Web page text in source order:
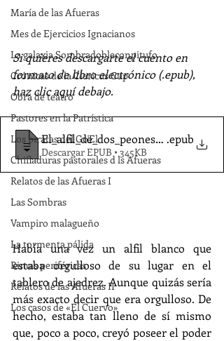
María de las Afueras
Mes de Ejercicios Ignacianos
La galaxia Sombradobleconpitufo
Crónicas de la Clericus Cup
Obra de teatro
Pastores en la Patrística
Los piratas del Go'El
Chifladuras pastorales d ls Afueras
Relatos de las Afueras I
Las Sombras
Vampiro malagueño
La tormenta pálida
Rimas periféricas
Relatos de las Afueras II
Los casos de «El Cuervo»
Si quieres descargarte el cuento en
formato de libro electrónico (.epub),
haz clic aquí debajo.
El_alfil_de_dos_peones-Llamas_JM_
.epub
Descargar EPUB • 345KB
Había una vez un alfil blanco que
estaba orgulloso de su lugar en el
tablero de ajedrez. Aunque quizás sería
más exacto decir que era orgulloso. De
hecho, estaba tan lleno de sí mismo
que, poco a poco, creyó poseer el poder